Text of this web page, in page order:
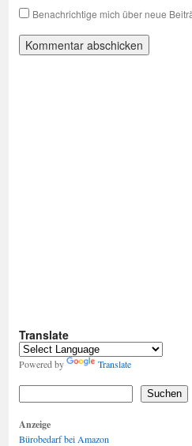
Benachrichtige mich über neue
Translate
Powered by Translate
Suchen
Anzeige
Bürobedarf bei Amazon